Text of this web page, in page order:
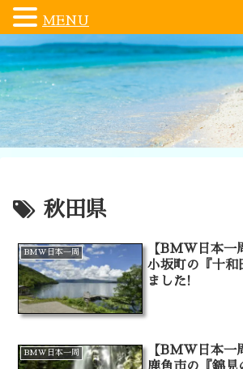
秋田県
BMW日本一周
【BMW日本一
小坂町の『十和
ました!
BMW日本一周
【BMW日本一
MENU